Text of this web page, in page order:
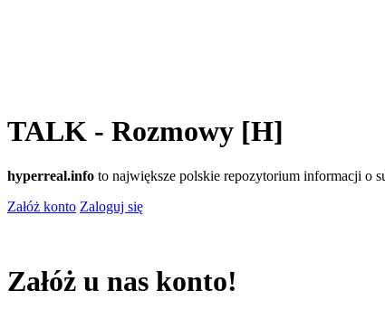
TALK - Rozmowy [H]
hyperreal.info to największe polskie repozytorium informacji o
Załóż konto Zaloguj się
Załóż u nas konto!